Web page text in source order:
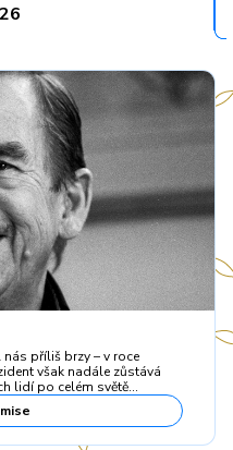
příliš brzy – v roce
však nadále zůstává
lidí po celém světě…